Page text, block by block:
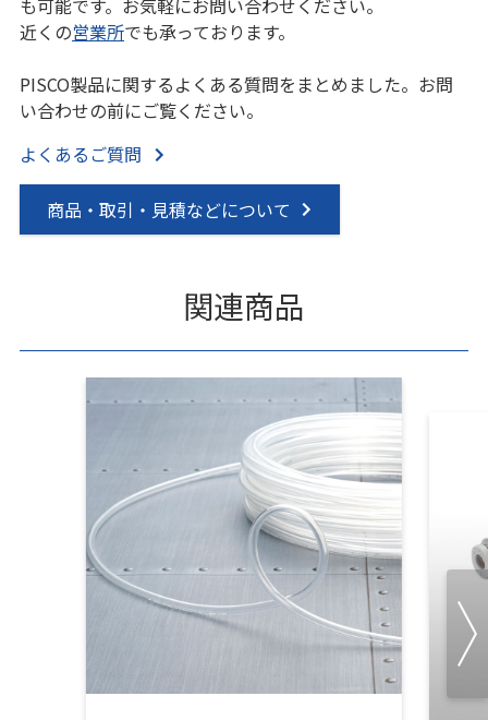
も可能です。お気軽にお問い合わせください。
近くの営業所でも承っております。
PISCO製品に関するよくある質問をまとめました。お問
い合わせの前にご覧ください。
よくあるご質問
商品・取引・見積などについて
関連商品